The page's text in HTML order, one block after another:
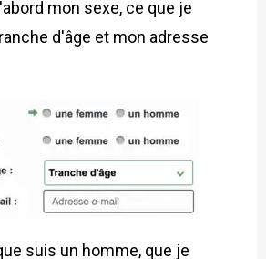
mon sexe, ce que je
d'âge et mon adresse
suis un homme, que je